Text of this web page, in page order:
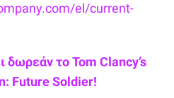
el/current-
το Tom Clancy’s
Future Soldier!